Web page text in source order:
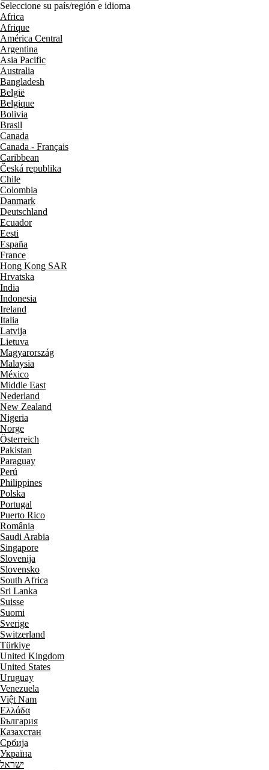
Seleccione su país/región e idioma
Africa
Afrique
América Central
Argentina
Asia Pacific
Australia
Bangladesh
België
Belgique
Bolivia
Brasil
Canada
Canada - Français
Caribbean
Česká republika
Chile
Colombia
Danmark
Deutschland
Ecuador
Eesti
España
France
Hong Kong SAR
Hrvatska
India
Indonesia
Ireland
Italia
Latvija
Lietuva
Magyarország
Malaysia
México
Middle East
Nederland
New Zealand
Nigeria
Norge
Österreich
Pakistan
Paraguay
Perú
Philippines
Polska
Portugal
Puerto Rico
România
Saudi Arabia
Singapore
Slovenija
Slovensko
South Africa
Sri Lanka
Suisse
Suomi
Sverige
Switzerland
Türkiye
United Kingdom
United States
Uruguay
Venezuela
Việt Nam
Ελλάδα
България
Казахстан
Србија
Україна
ישראל